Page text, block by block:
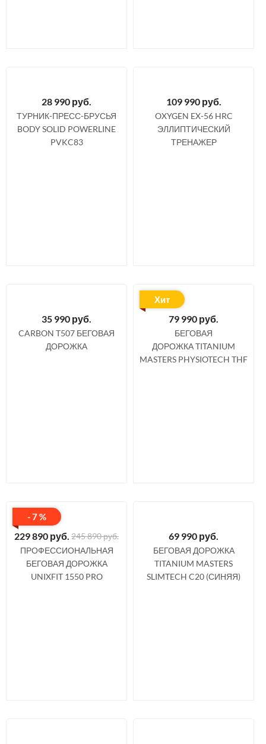
28 990 руб.
ТУРНИК-ПРЕСС-БРУСЬЯ
BODY SOLID POWERLINE
PVKC83
109 990 руб.
OXYGEN EX-56 HRC
ЭЛЛИПТИЧЕСКИЙ
ТРЕНАЖЕР
35 990 руб.
CARBON T507 БЕГОВАЯ
ДОРОЖКА
Хит
79 990 руб.
БЕГОВАЯ
ДОРОЖКА TITANIUM
MASTERS PHYSIOTECH THF
- 7 %
229 890 руб. 245 890 руб.
ПРОФЕССИОНАЛЬНАЯ
БЕГОВАЯ ДОРОЖКА
UNIXFIT 1550 PRO
69 990 руб.
БЕГОВАЯ ДОРОЖКА
TITANIUM MASTERS
SLIMTECH C20 (СИНЯЯ)